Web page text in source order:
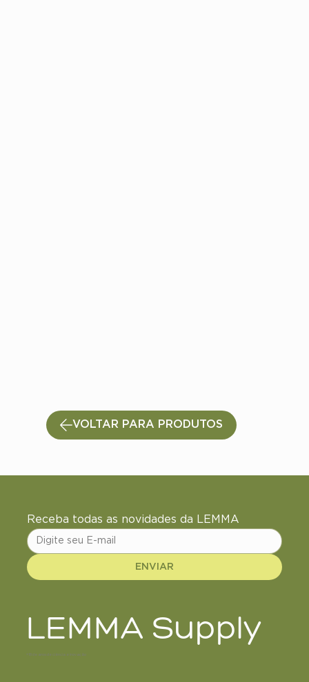
VOLTAR PARA PRODUTOS
Receba todas as novidades da LEMMA
ENVIAR
LEMMA Supply
+18 de anos de ciência e inovação